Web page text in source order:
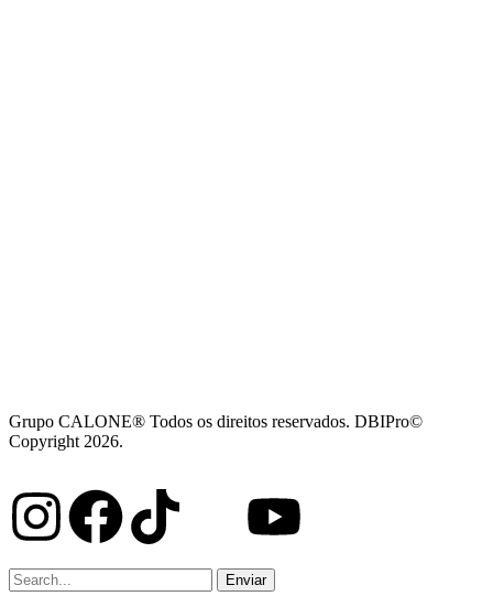
Grupo CALONE® Todos os direitos reservados. DBIPro©
Copyright 2026.
Enviar